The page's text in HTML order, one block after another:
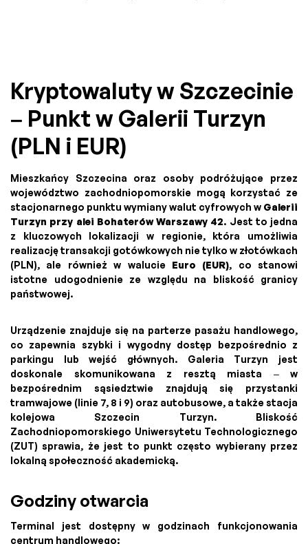
Kryptowaluty w Szczecinie
– Punkt w Galerii Turzyn
(PLN i EUR)
Mieszkańcy Szczecina oraz osoby podróżujące przez
województwo zachodniopomorskie mogą korzystać ze
stacjonarnego punktu wymiany walut cyfrowych w Galerii
Turzyn przy alei Bohaterów Warszawy 42. Jest to jedna
z kluczowych lokalizacji w regionie, która umożliwia
realizację transakcji gotówkowych nie tylko w złotówkach
(PLN), ale również w walucie Euro (EUR), co stanowi
istotne udogodnienie ze względu na bliskość granicy
państwowej.
Urządzenie znajduje się na parterze pasażu handlowego,
co zapewnia szybki i wygodny dostęp bezpośrednio z
parkingu lub wejść głównych. Galeria Turzyn jest
doskonale skomunikowana z resztą miasta – w
bezpośrednim sąsiedztwie znajdują się przystanki
tramwajowe (linie 7, 8 i 9) oraz autobusowe, a także stacja
kolejowa Szczecin Turzyn. Bliskość
Zachodniopomorskiego Uniwersytetu Technologicznego
(ZUT) sprawia, że jest to punkt często wybierany przez
lokalną społeczność akademicką.
Godziny otwarcia
Terminal jest dostępny w godzinach funkcjonowania
centrum handlowego: